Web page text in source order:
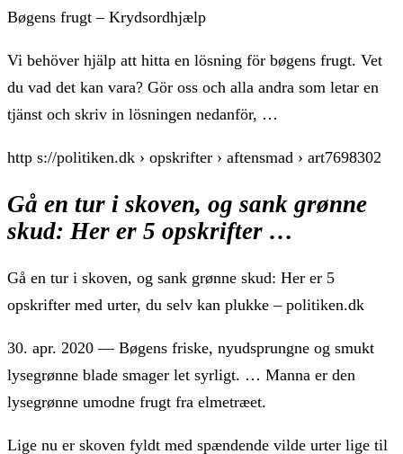
Bøgens frugt – Krydsordhjælp
Vi behöver hjälp att hitta en lösning för bøgens frugt. Vet
du vad det kan vara? Gör oss och alla andra som letar en
tjänst och skriv in lösningen nedanför, …
http s://politiken.dk › opskrifter › aftensmad › art7698302
Gå en tur i skoven, og sank grønne
skud: Her er 5 opskrifter …
Gå en tur i skoven, og sank grønne skud: Her er 5
opskrifter med urter, du selv kan plukke – politiken.dk
30. apr. 2020 — Bøgens friske, nyudsprungne og smukt
lysegrønne blade smager let syrligt. … Manna er den
lysegrønne umodne frugt fra elmetræet.
Lige nu er skoven fyldt med spændende vilde urter lige til